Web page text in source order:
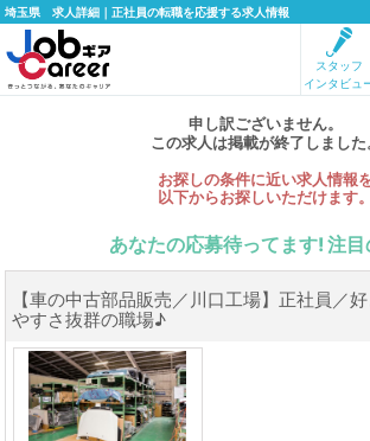
埼玉県 求人詳細｜正社員の転職を応援する求人情報
スタッフ
インタビュ
申し訳ございません。
この求人は掲載が終了しました
お探しの条件に近い求人情報
以下からお探しいただけます。
あなたの応募待ってます! 注目
【車の中古部品販売／川口工場】正社員／
やすさ抜群の職場♪